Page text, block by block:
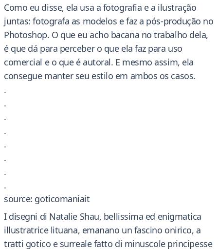
Como eu disse, ela usa a fotografia e a ilustração
juntas: fotografa as modelos e faz a pós-produção no
Photoshop. O que eu acho bacana no trabalho dela,
é que dá para perceber o que ela faz para uso
comercial e o que é autoral. E mesmo assim, ela
consegue manter seu estilo em ambos os casos.
.
.
.
.
.
.
.
.
source: goticomaniait
I disegni di Natalie Shau, bellissima ed enigmatica
illustratrice lituana, emanano un fascino onirico, a
tratti gotico e surreale fatto di minuscole principesse